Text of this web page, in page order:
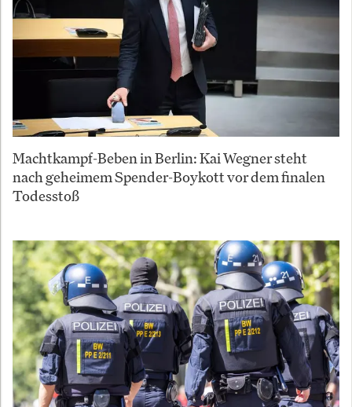
Machtkampf-Beben in Berlin: Kai Wegner steht
nach geheimem Spender-Boykott vor dem finalen
Todesstoß